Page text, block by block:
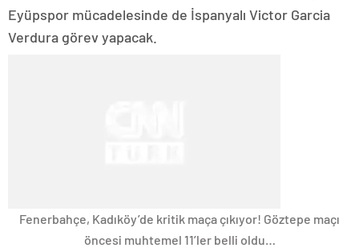
Eyüpspor mücadelesinde de İspanyalı Victor Garcia
Verdura görev yapacak.
Fenerbahçe, Kadıköy’de kritik maça çıkıyor! Göztepe maçı
öncesi muhtemel 11’ler belli oldu…